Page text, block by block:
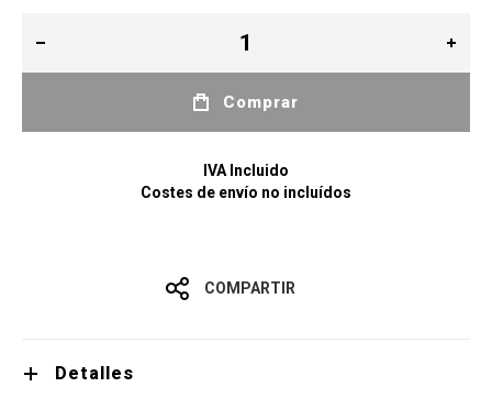
Comprar
IVA Incluido
Costes de envío no incluídos
COMPARTIR
Detalles